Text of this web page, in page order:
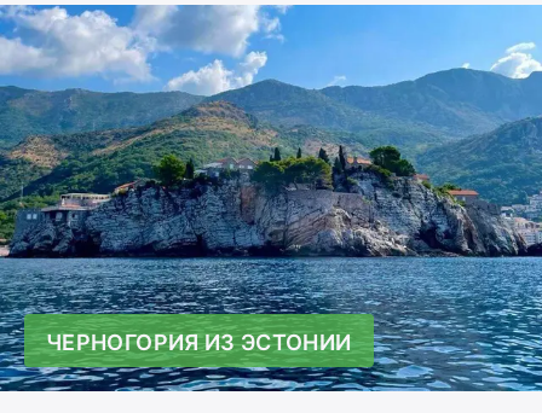
ЧЕРНОГОРИЯ ИЗ ЭСТОНИИ